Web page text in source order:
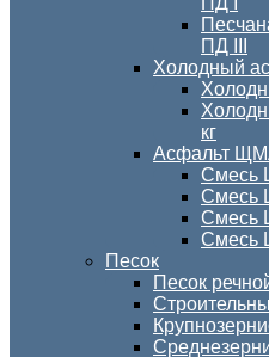
ПД III
Холодный
кг
Асфальт
Смесь
Смесь
Смесь
Смесь
Песок
Песок